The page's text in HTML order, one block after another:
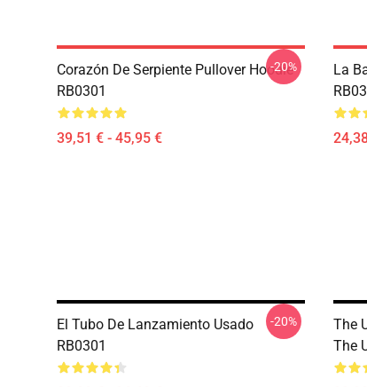
Corazón De Serpiente Pullover Hoodie
RB0301
39,51 € - 45,95 €
-20%
La
El Tubo De Lanzamiento Usado
RB0301
-20%
The
The